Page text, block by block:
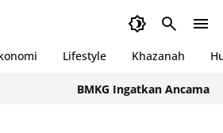
Lifestyle Khazanah
BMKG Ingatkan Ancaman